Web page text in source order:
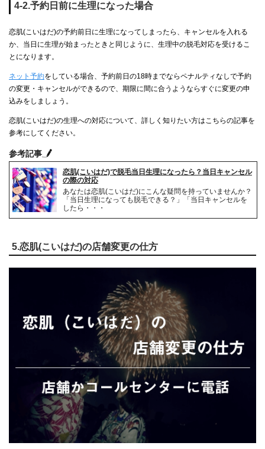
4-2.予約日前に生理になった場合
恋肌(こいはだ)の予約前日に生理になってしまったら、キャンセルを入れる
か、当日に生理が始まったときと同じように、生理中の脱毛対応を受けるこ
とになります。
ネット予約をしている場合、予約前日の18時までならペナルティなしで予約
の変更・キャンセルができるので、期限に間に合うようならすぐに変更の申
込みをしましょう。
恋肌(こいはだ)の生理への対応について、詳しく知りたい方はこちらの記事を
参考にしてください。
参考記事
恋肌(こいはだ)で脱毛当日生理になったら？当日キャンセル
の際の対応
あなたは恋肌(こいはだ)にこんな疑問を持っていませんか？
「当日生理になっても脱毛できる？」「当日キャンセルを
したら・・・
5.恋肌(こいはだ)の店舗変更の仕方